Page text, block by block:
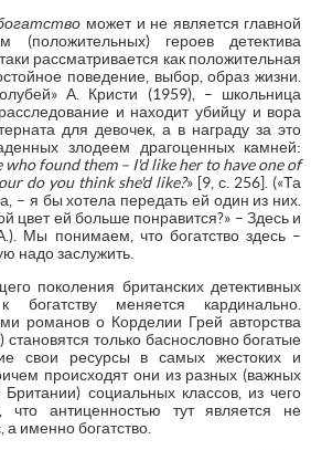
может и не является главной
(положительных) героев детектива
рассматривается как положительная
поведение, выбор, образ жизни.
А. Кристи (1959), – школьница
и находит убийцу и вора
для девочек, а в награду за это
злодеем драгоценных камней:
found them – I'd like her to have one of
do you think she'd like?» [9, с. 256]. («Та
– я бы хотела передать ей один из них.
цвет ей больше понравится?» – Здесь и
Мы понимаем, что богатство здесь –
надо заслужить.
поколения британских детективных
богатству меняется кардинально.
романов о Корделии Грей авторства
только баснословно богатые
свои ресурсы в самых жестоких и
происходят они из разных (важных
социальных классов, из чего
что антиценностью тут является не
а именно богатство.